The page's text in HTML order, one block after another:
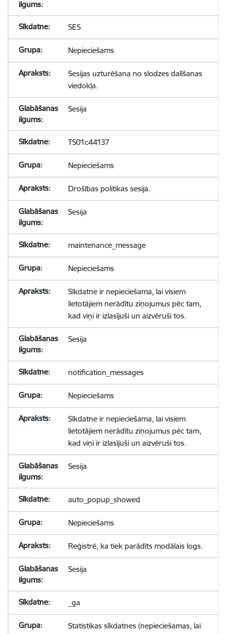
SES
Nepieciešams
Sesijas uzturēšana no slodzes dalīšanas
viedokļa.
Sesija
TS01c44137
Nepieciešams
Drošības politikas sesija.
Sesija
maintenance_message
Nepieciešams
Sīkdatne ir nepieciešama, lai visiem
lietotājiem nerādītu ziņojumus pēc tam,
kad viņi ir izlasījuši un aizvēruši tos.
Sesija
notification_messages
Nepieciešams
Sīkdatne ir nepieciešama, lai visiem
lietotājiem nerādītu ziņojumus pēc tam,
kad viņi ir izlasījuši un aizvēruši tos.
Sesija
auto_popup_showed
Nepieciešams
Reģistrē, ka tiek parādīts modālais logs.
Sesija
_ga
Statistikas sīkdatnes (nepieciešamas, lai